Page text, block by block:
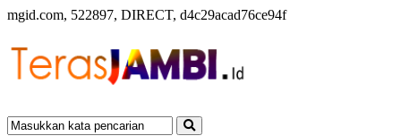
mgid.com, 522897, DIRECT, d4c29acad76ce94f